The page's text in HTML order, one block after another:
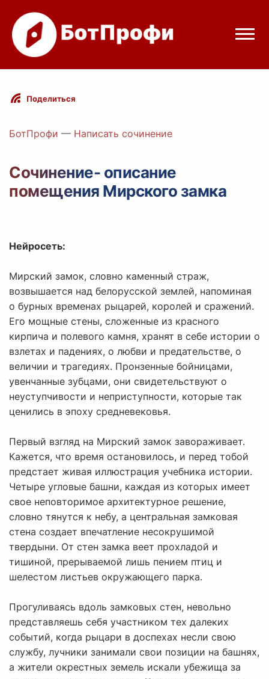
Режимы бота
Цены
Вход с Telegram
Поделиться
БотПрофи — Написать сочинение
Сочинение- описание
помещения Мирского замка
Нейросеть:
Мирский замок, словно каменный страж,
возвышается над белорусской землей, напоминая
о бурных временах рыцарей, королей и сражений.
Его мощные стены, сложенные из красного
кирпича и полевого камня, хранят в себе истории о
взлетах и падениях, о любви и предательстве, о
величии и трагедиях. Пронзенные бойницами,
увенчанные зубцами, они свидетельствуют о
неуступчивости и неприступности, которые так
ценились в эпоху средневековья.
Первый взгляд на Мирский замок завораживает.
Кажется, что время остановилось, и перед тобой
предстает живая иллюстрация учебника истории.
Четыре угловые башни, каждая из которых имеет
свое неповторимое архитектурное решение,
словно тянутся к небу, а центральная замковая
стена создает впечатление несокрушимой
твердыни. От стен замка веет прохладой и
тишиной, прерываемой лишь пением птиц и
шелестом листьев окружающего парка.
Прогуливаясь вдоль замковых стен, невольно
представляешь себя участником тех далеких
событий, когда рыцари в доспехах несли свою
службу, лучники занимали свои позиции на башнях,
а жители окрестных земель искали убежища за